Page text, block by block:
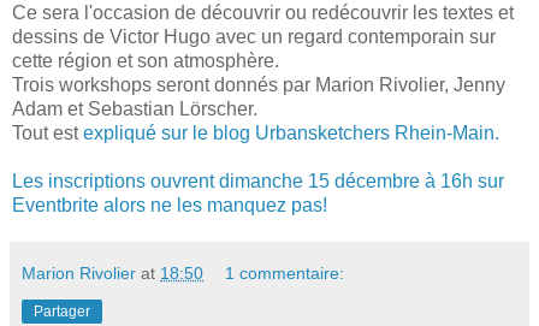
Ce sera l'occasion de découvrir ou redécouvrir les textes et
dessins de Victor Hugo avec un regard contemporain sur
cette région et son atmosphère.
Trois workshops seront donnés par Marion Rivolier, Jenny
Adam et Sebastian Lörscher.
Tout estexpliqué sur le blog Urbansketchers Rhein-Main.
Les inscriptions ouvrent dimanche 15 décembre à 16h sur
Eventbrite alors ne les manquez pas!
Marion Rivolier at 18:50 1 commentaire:
Partager